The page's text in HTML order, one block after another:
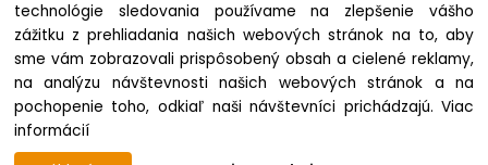
technológie sledovania používame na zlepšenie vášho
zážitku z prehliadania našich webových stránok na to, aby
sme vám zobrazovali prispôsobený obsah a cielené reklamy,
na analýzu návštevnosti našich webových stránok a na
pochopenie toho, odkiaľ naši návštevníci prichádzajú.Viac
informácií